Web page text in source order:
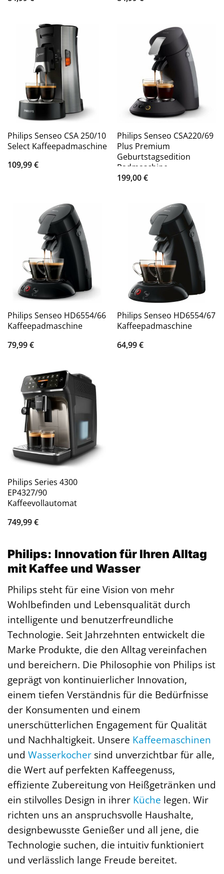
Philips Senseo CSA 250/10
Select Kaffeepadmaschine
109,99€
Philips Senseo CSA220/69
Plus Premium
Geburtstagsedition
Padmaschine
199,00€
Philips Senseo HD6554/66
Kaffeepadmaschine
79,99€
Philips Senseo HD6554/67
Kaffeepadmaschine
64,99€
Philips Series 4300
EP4327/90
Kaffeevollautomat
749,99€
Philips: Innovation für Ihren Alltag
mit Kaffee und Wasser
Philips steht für eine Vision von mehr
Wohlbefinden und Lebensqualität durch
intelligente und benutzerfreundliche
Technologie. Seit Jahrzehnten entwickelt die
Marke Produkte, die den Alltag vereinfachen
und bereichern. Die Philosophie von Philips ist
geprägt von kontinuierlicher Innovation,
einem tiefen Verständnis für die Bedürfnisse
der Konsumenten und einem
unerschütterlichen Engagement für Qualität
und Nachhaltigkeit. Unsere Kaffeemaschinen
und Wasserkocher sind unverzichtbar für alle,
die Wert auf perfekten Kaffeegenuss,
effiziente Zubereitung von Heißgetränken und
ein stilvolles Design in ihrer Küche legen. Wir
richten uns an anspruchsvolle Haushalte,
designbewusste Genießer und all jene, die
Technologie suchen, die intuitiv funktioniert
und verlässlich lange Freude bereitet.